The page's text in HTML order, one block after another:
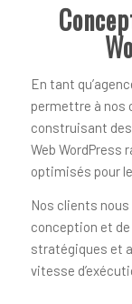
En tant
permettre à nos
construisant
Web WordPress
optimisés pour
Nos clients
conception et
stratégiques et
vitesse